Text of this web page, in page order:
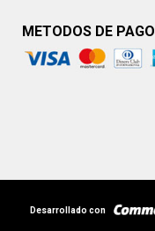
METODOS DE PAGO
Desarrollado con